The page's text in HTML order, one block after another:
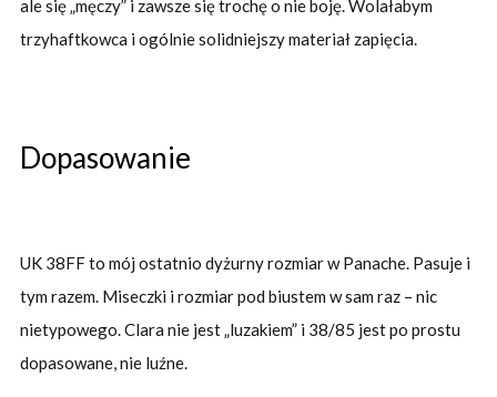
ale się „męczy” i zawsze się trochę o nie boję. Wolałabym
trzyhaftkowca i ogólnie solidniejszy materiał zapięcia.
Dopasowanie
UK 38FF to mój ostatnio dyżurny rozmiar w Panache. Pasuje i
tym razem. Miseczki i rozmiar pod biustem w sam raz – nic
nietypowego. Clara nie jest „luzakiem” i 38/85 jest po prostu
dopasowane, nie luźne.